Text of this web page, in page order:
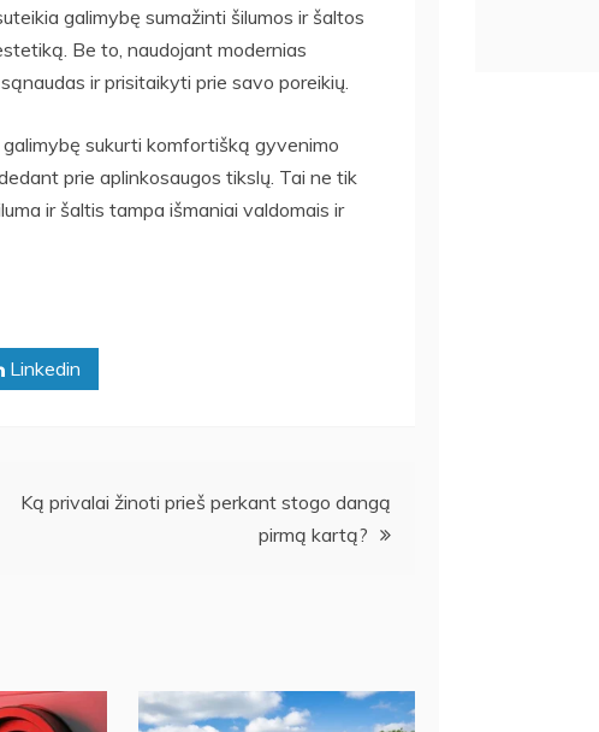
galimybę sumažinti šilumos ir šaltos
Be to, naudojant modernias
ir prisitaikyti prie savo poreikių.
galimybę sukurti komfortišką gyvenimo
prie aplinkosaugos tikslų. Tai ne tik
ir šaltis tampa išmaniai valdomais ir
Linkedin
Ką privalai žinoti prieš perkant stogo dangą
pirmą kartą?